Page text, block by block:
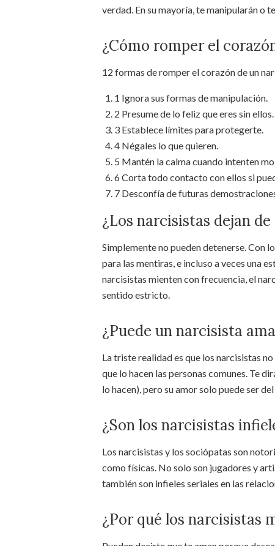
verdad. En su mayoría, te manipularán o
¿Cómo romper el
12 formas de romper el corazón de un
1 Ignora sus formas de manipulación.
2 Presume de lo feliz que eres sin ellos.
3 Establece límites para protegerte.
4 Négales lo que quieren.
5 Mantén la calma cuando intenten
6 Corta todo contacto con ellos si
7 Desconfía de futuras
¿Los narcisistas dejan
Simplemente no pueden detenerse. Con
para las mentiras, e incluso a veces una
narcisistas mienten con frecuencia, el
sentido estricto.
¿Puede un narcisista
La triste realidad es que los narcisistas
que lo hacen las personas comunes. Te
lo hacen), pero su amor solo puede ser
¿Son los narcisistas
Los narcisistas y los sociópatas son
como físicas. No solo son jugadores y
también son infieles seriales en las
¿Por qué los narcisistas